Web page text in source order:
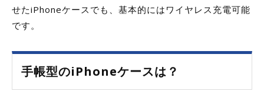
せたiPhoneケースでも、基本的にはワイヤレス充電可能
です。
手帳型のiPhoneケースは？